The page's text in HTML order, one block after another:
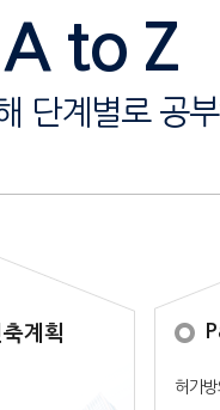
to Z
단계별로 공
계획
허가